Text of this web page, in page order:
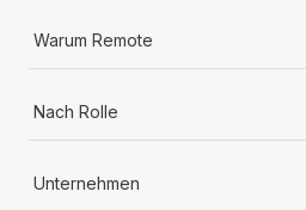
Warum Remote
Nach Rolle
Unternehmen